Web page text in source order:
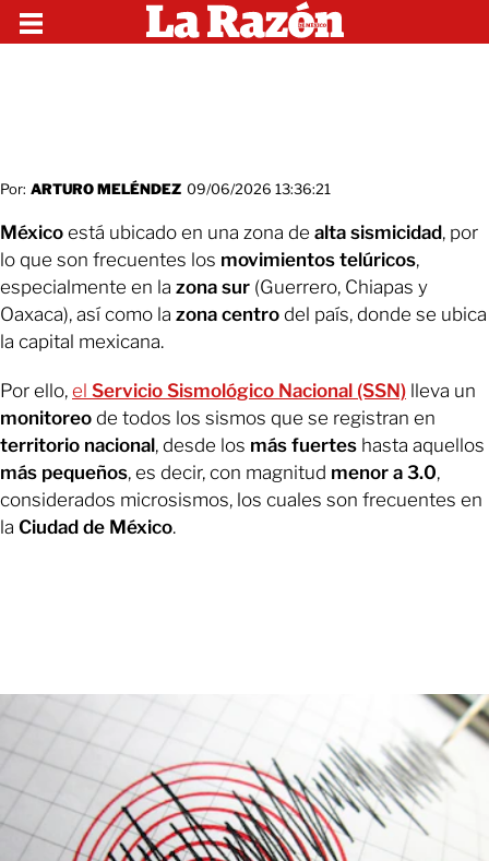
Por: ARTURO MELÉNDEZ 09/06/2026 13:36:21
México está ubicado en una zona de alta sismicidad, por
lo que son frecuentes los movimientos telúricos,
especialmente en la zona sur (Guerrero, Chiapas y
Oaxaca), así como la zona centro del país, donde se ubica
la capital mexicana.
Por ello, el Servicio Sismológico Nacional (SSN) lleva un
monitoreo de todos los sismos que se registran en
territorio nacional, desde los más fuertes hasta aquellos
más pequeños, es decir, con magnitud menor a 3.0,
considerados microsismos, los cuales son frecuentes en
la Ciudad de México.